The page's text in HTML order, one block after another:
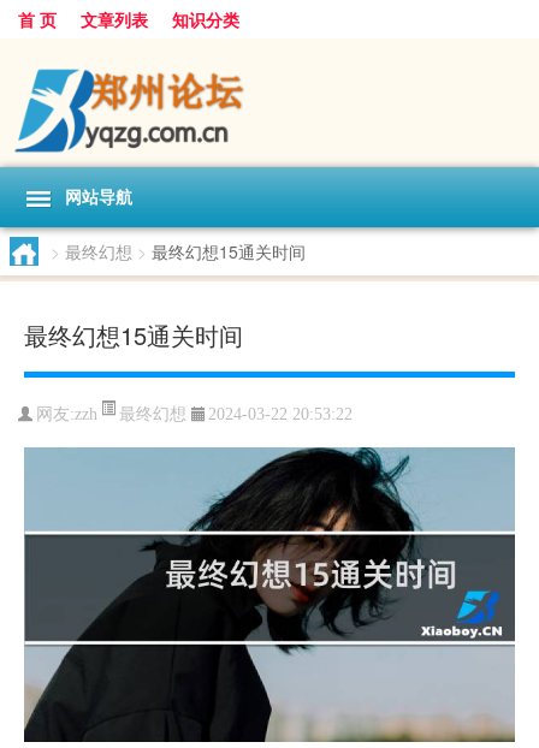
首 页 文章列表 知识分类
网站导航
> 最终幻想 > 最终幻想15通关时间
最终幻想15通关时间
网友:zzh 最终幻想 2024-03-22 20:53:22